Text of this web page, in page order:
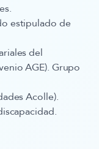
.
estipulado de
del
AGE). Grupo
Acolle).